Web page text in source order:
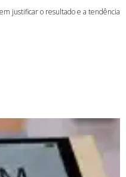
justificar o resultado e a tendência